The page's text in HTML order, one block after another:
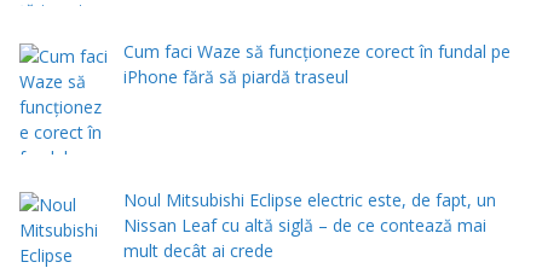
Cum faci Waze să funcționeze corect în fundal pe
iPhone fără să piardă traseul
Noul Mitsubishi Eclipse electric este, de fapt, un
Nissan Leaf cu altă siglă – de ce contează mai
mult decât ai crede